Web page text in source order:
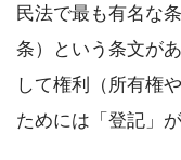
民法で最も有名な
条）という条文が
して権利（所有権
ためには「登記」